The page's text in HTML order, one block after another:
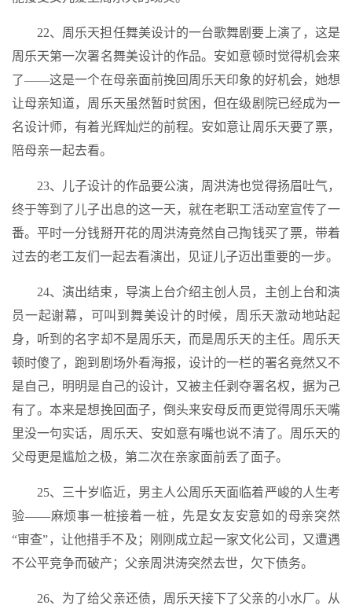
22、周乐天担任舞美设计的一台歌舞剧要上演了，这是
周乐天第一次署名舞美设计的作品。安如意顿时觉得机会来
了——这是一个在母亲面前挽回周乐天印象的好机会，她想
让母亲知道，周乐天虽然暂时贫困，但在级剧院已经成为一
名设计师，有着光辉灿烂的前程。安如意让周乐天要了票，
陪母亲一起去看。
23、儿子设计的作品要公演，周洪涛也觉得扬眉吐气，
终于等到了儿子出息的这一天，就在老职工活动室宣传了一
番。平时一分钱掰开花的周洪涛竟然自己掏钱买了票，带着
过去的老工友们一起去看演出，见证儿子迈出重要的一步。
24、演出结束，导演上台介绍主创人员，主创上台和演
员一起谢幕，可叫到舞美设计的时候，周乐天激动地站起
身，听到的名字却不是周乐天，而是周乐天的主任。周乐天
顿时傻了，跑到剧场外看海报，设计的一栏的署名竟然又不
是自己，明明是自己的设计，又被主任剥夺署名权，据为己
有了。本来是想挽回面子，倒头来安母反而更觉得周乐天嘴
里没一句实话，周乐天、安如意有嘴也说不清了。周乐天的
父母更是尴尬之极，第二次在亲家面前丢了面子。
25、三十岁临近，男主人公周乐天面临着严峻的人生考
验——麻烦事一桩接着一桩，先是女友安意如的母亲突然
“审查”，让他措手不及；刚刚成立起一家文化公司，又遭遇
不公平竞争而破产；父亲周洪涛突然去世，欠下债务。
26、为了给父亲还债，周乐天接下了父亲的小水厂。从